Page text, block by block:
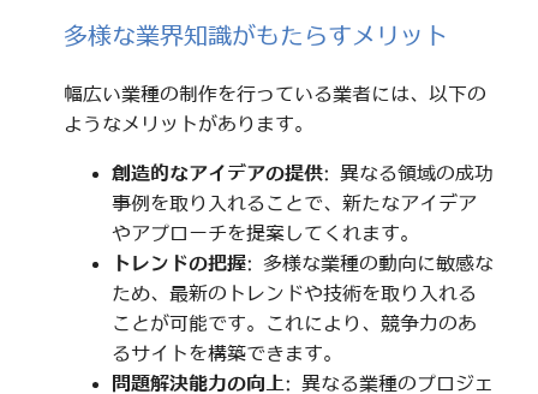
多様な業界知識がもたらすメリット
幅広い業種の制作を行っている業者には、以下の
ようなメリットがあります。
創造的なアイデアの提供: 異なる領域の成功
事例を取り入れることで、新たなアイデア
やアプローチを提案してくれます。
トレンドの把握: 多様な業種の動向に敏感な
ため、最新のトレンドや技術を取り入れる
ことが可能です。これにより、競争力のあ
るサイトを構築できます。
問題解決能力の向上: 異なる業種のプロジェ